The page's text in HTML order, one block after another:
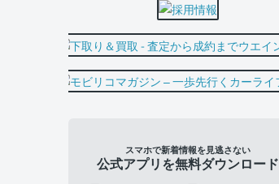
スマホで新着情報を見逃さない
公式アプリを無料ダウンロード